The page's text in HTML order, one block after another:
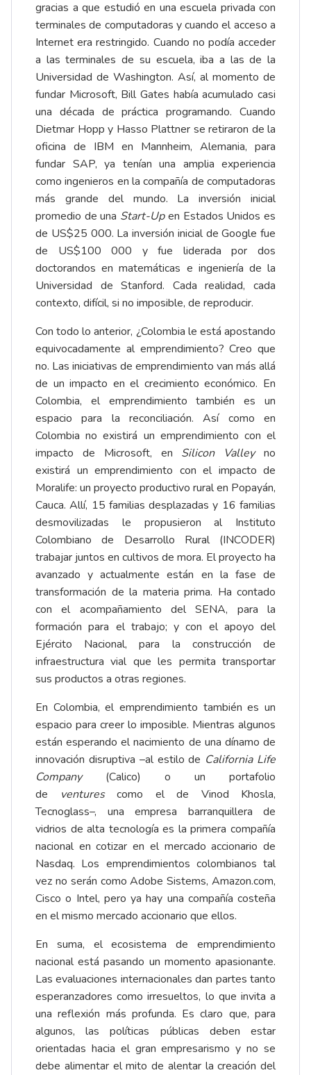
gracias a que estudió en una escuela privada con
terminales de computadoras y cuando el acceso a
Internet era restringido. Cuando no podía acceder
a las terminales de su escuela, iba a las de la
Universidad de Washington. Así, al momento de
fundar Microsoft, Bill Gates había acumulado casi
una década de práctica programando. Cuando
Dietmar Hopp y Hasso Plattner se retiraron de la
oficina de IBM en Mannheim, Alemania, para
fundar SAP, ya tenían una amplia experiencia
como ingenieros en la compañía de computadoras
más grande del mundo. La inversión inicial
promedio de una Start-Upen Estados Unidos es
de US$25 000. La inversión inicial de Google fue
de US$100 000 y fue liderada por dos
doctorandos en matemáticas e ingeniería de la
Universidad de Stanford. Cada realidad, cada
contexto, difícil, si no imposible, de reproducir.
Con todo lo anterior, ¿Colombia le está apostando
equivocadamente al emprendimiento? Creo que
no. Las iniciativas de emprendimiento van más allá
de un impacto en el crecimiento económico. En
Colombia, el emprendimiento también es un
espacio para la reconciliación. Así como en
Colombia no existirá un emprendimiento con el
impacto de Microsoft, en Silicon Valleyno
existirá un emprendimiento con el impacto de
Moralife: un proyecto productivo rural en Popayán,
Cauca. Allí, 15 familias desplazadas y 16 familias
desmovilizadas le propusieron al Instituto
Colombiano de Desarrollo Rural (INCODER)
trabajar juntos en cultivos de mora. El proyecto ha
avanzado y actualmente están en la fase de
transformación de la materia prima. Ha contado
con el acompañamiento del SENA, para la
formación para el trabajo; y con el apoyo del
Ejército Nacional, para la construcción de
infraestructura vial que les permita transportar
sus productos a otras regiones.
En Colombia, el emprendimiento también es un
espacio para creer lo imposible. Mientras algunos
están esperando el nacimiento de una dínamo de
innovación disruptiva –al estilo de California Life
Company(Calico) o un portafolio
de
ventures como el de Vinod Khosla,
Tecnoglass–, una empresa barranquillera de
vidrios de alta tecnología es la primera compañía
nacional en cotizar en el mercado accionario de
Nasdaq. Los emprendimientos colombianos tal
vez no serán como Adobe Sistems, Amazon.com,
Cisco o Intel, pero ya hay una compañía costeña
en el mismo mercado accionario que ellos.
En suma, el ecosistema de emprendimiento
nacional está pasando un momento apasionante.
Las evaluaciones internacionales dan partes tanto
esperanzadores como irresueltos, lo que invita a
una reflexión más profunda. Es claro que, para
algunos, las políticas públicas deben estar
orientadas hacia el gran empresarismo y no se
debe alimentar el mito de alentar la creación del